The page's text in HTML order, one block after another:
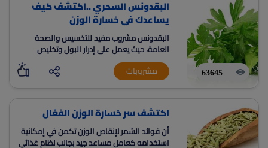
63645
البقدونس السحري ..اكتشف كيف
يساعدك في خسارة الوزن
البقدونس مشروب مفيد للتخسيس والصحة
العامة، حيث يعمل على إدرار البول وتخليص
الجسم من السوائل الزائدة ويسد الشهية. كما
يحتوي على فيتامينات ومركبات مفيدة للصحة،
ويمكن تحضيره بسهولة عن طريق غلي أوراق
يمكن استخدام البقدونس للحفاظ على صحة
الجهاز الهضمي ولمنع حصوات الكلى.
مشروبات
اكتشف سر خسارة الوزن الفعّال
أن فوائد الشمر لإنقاص الوزن تكمن في إمكانية
استخدامه كعامل مساعد جيد بجانب نظام غذائي